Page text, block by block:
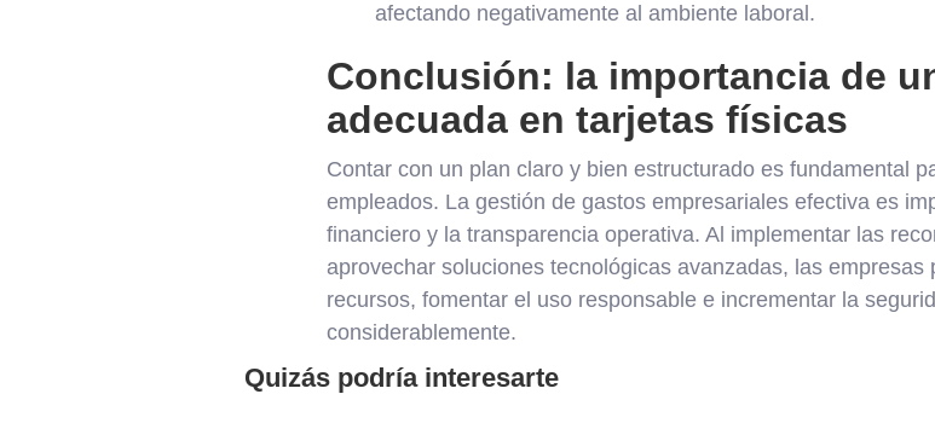
afectando negativamente al ambiente laboral.
Conclusión: la importancia de
adecuada en tarjetas físicas
Contar con un plan claro y bien estructurado es fundamental
empleados. La gestión de gastos empresariales efectiva es
financiero y la transparencia operativa. Al implementar las
aprovechar soluciones tecnológicas avanzadas, las
recursos, fomentar el uso responsable e incrementar la
considerablemente.
Quizás podría interesarte